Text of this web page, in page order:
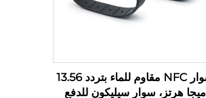
سوار NFC مقاوم للماء بتردد 13.56
ميجا هرتز، سوار سيليكون للدفع